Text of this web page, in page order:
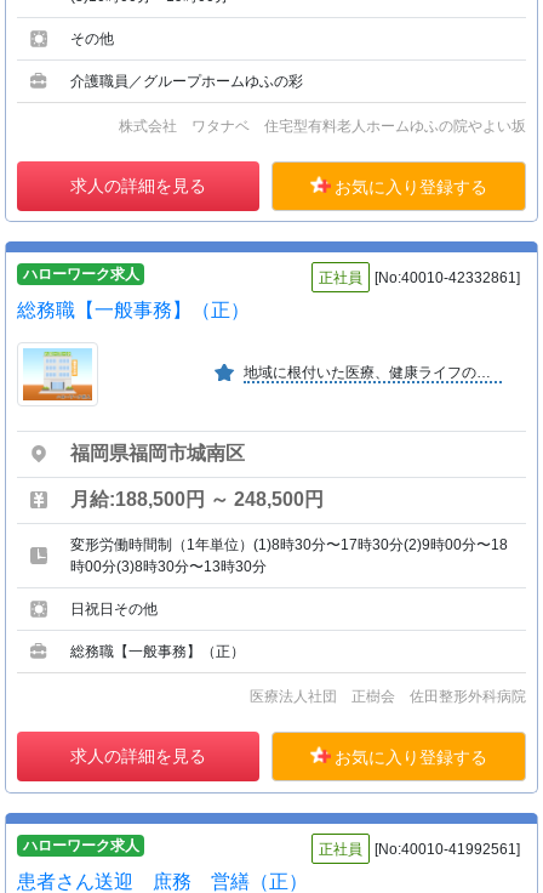
その他
介護職員／グループホームゆふの彩
株式会社 ワタナベ 住宅型有料老人ホームゆふの院やよい坂
求人の詳細を見る お気に入り登録する
ハローワーク求人 正社員 [No:40010-42332861]
総務職【一般事務】（正）
地域に根付いた医療、健康ライフのサポートに取り組み、 整形外科を中心に、回復期・在宅医療まで行い、 気軽に来られる「整形外科の総合病院」を目指しています。
福岡県福岡市城南区
月給:188,500円 ～ 248,500円
変形労働時間制（1年単位）(1)8時30分〜17時30分(2)9時00分〜18
時00分(3)8時30分〜13時30分
日祝日その他
総務職【一般事務】（正）
医療法人社団 正樹会 佐田整形外科病院
求人の詳細を見る お気に入り登録する
ハローワーク求人 正社員 [No:40010-41992561]
患者さん送迎 庶務 営繕（正）